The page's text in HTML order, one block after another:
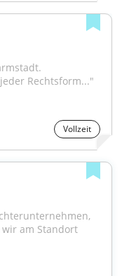
Rechtsform..."
Vollzeit